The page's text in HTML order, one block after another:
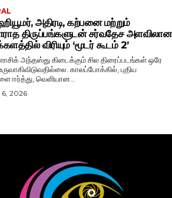
அதிரடி, கற்பனை மற்றும்
திருப்பங்களுடன் சர்வதேச அளவிலான
விரியும் ‘மூடர் கூடம் 2’
அந்தஸ்து கிடைக்கும் சில திரைப்படங்கள் ஒரே
காலப்போக்கில், புதிய
ஈர்த்து, வெளியான...
2026